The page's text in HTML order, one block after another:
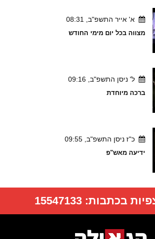
א' אייר התשפ"ב, 08:31
מצווה בכל יום מימי החודש
ל' ניסן התשפ"ב, 09:16
ברכה מיוחדת
כ"ז ניסן התשפ"ב, 09:55
ידיעה מאש"פ
בכתבות:15547133